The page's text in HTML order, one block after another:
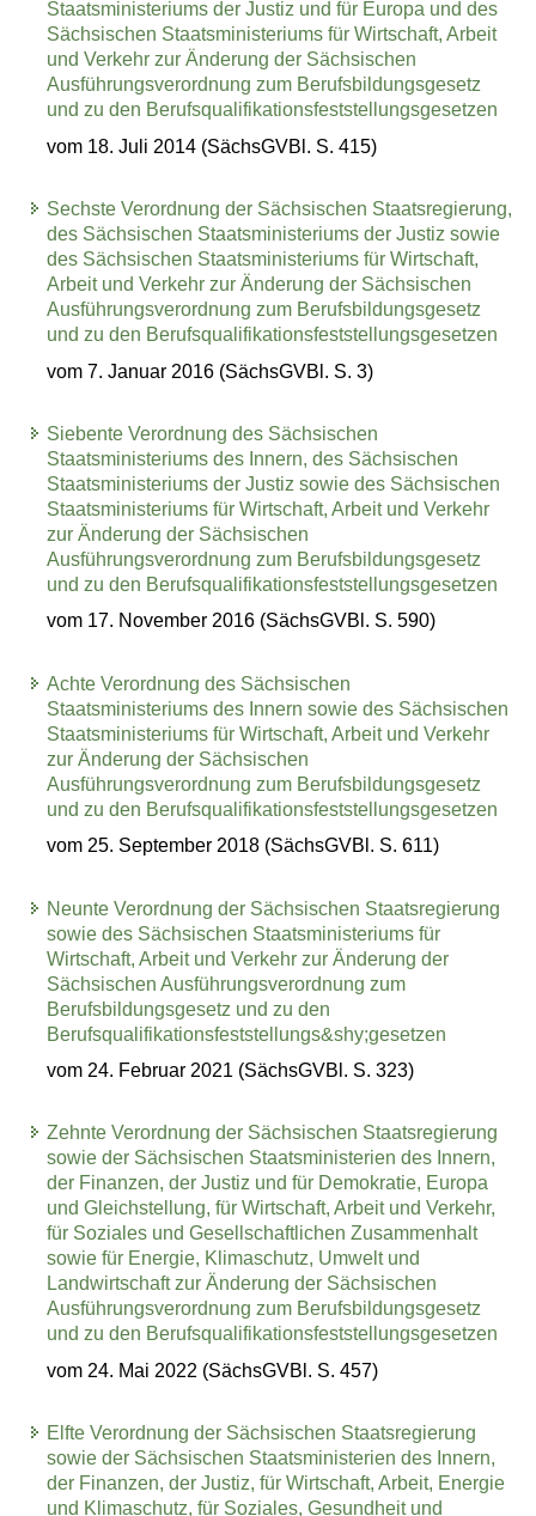
Staatsministeriums der Justiz und für Europa und des
Sächsischen Staatsministeriums für Wirtschaft, Arbeit
und Verkehr zur Änderung der Sächsischen
Ausführungsverordnung zum Berufsbildungsgesetz
und zu den Berufsqualifikationsfeststellungsgesetzen
vom 18. Juli 2014 (SächsGVBl. S. 415)
Sechste Verordnung der Sächsischen Staatsregierung,
des Sächsischen Staatsministeriums der Justiz sowie
des Sächsischen Staatsministeriums für Wirtschaft,
Arbeit und Verkehr zur Änderung der Sächsischen
Ausführungsverordnung zum Berufsbildungsgesetz
und zu den Berufsqualifikationsfeststellungsgesetzen
vom 7. Januar 2016 (SächsGVBl. S. 3)
Siebente Verordnung des Sächsischen
Staatsministeriums des Innern, des Sächsischen
Staatsministeriums der Justiz sowie des Sächsischen
Staatsministeriums für Wirtschaft, Arbeit und Verkehr
zur Änderung der Sächsischen
Ausführungsverordnung zum Berufsbildungsgesetz
und zu den Berufsqualifikationsfeststellungsgesetzen
vom 17. November 2016 (SächsGVBl. S. 590)
Achte Verordnung des Sächsischen
Staatsministeriums des Innern sowie des Sächsischen
Staatsministeriums für Wirtschaft, Arbeit und Verkehr
zur Änderung der Sächsischen
Ausführungsverordnung zum Berufsbildungsgesetz
und zu den Berufsqualifikationsfeststellungsgesetzen
vom 25. September 2018 (SächsGVBl. S. 611)
Neunte Verordnung der Sächsischen Staatsregierung
sowie des Sächsischen Staatsministeriums für
Wirtschaft, Arbeit und Verkehr zur Änderung der
Sächsischen Ausführungsverordnung zum
Berufsbildungsgesetz und zu den
Berufsqualifikationsfeststellungs&shy;gesetzen
vom 24. Februar 2021 (SächsGVBl. S. 323)
Zehnte Verordnung der Sächsischen Staatsregierung
sowie der Sächsischen Staatsministerien des Innern,
der Finanzen, der Justiz und für Demokratie, Europa
und Gleichstellung, für Wirtschaft, Arbeit und Verkehr,
für Soziales und Gesellschaftlichen Zusammenhalt
sowie für Energie, Klimaschutz, Umwelt und
Landwirtschaft zur Änderung der Sächsischen
Ausführungsverordnung zum Berufsbildungsgesetz
und zu den Berufsqualifikationsfeststellungsgesetzen
vom 24. Mai 2022 (SächsGVBl. S. 457)
Elfte Verordnung der Sächsischen Staatsregierung
sowie der Sächsischen Staatsministerien des Innern,
der Finanzen, der Justiz, für Wirtschaft, Arbeit, Energie
und Klimaschutz, für Soziales, Gesundheit und